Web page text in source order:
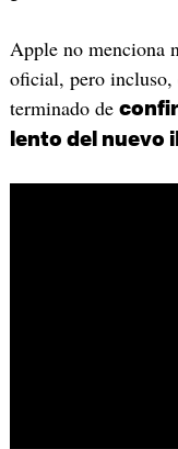
Apple no menciona
oficial, pero incluso,
terminado de
lento del nuevo